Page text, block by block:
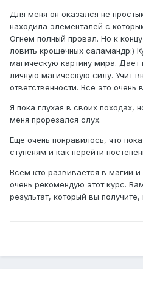
Для меня он оказался не
находила элементалей с
Огнем полный провал. Но к
ловить крошечных саламандр:)
магическую картину мира. Дает
личную магическую силу. Учит
ответственности. Все это очень
Я пока глухая в своих походах,
меня прорезался слух.
Еще очень понравилось, что
ступеням и как перейти
Всем кто развивается в магии
очень рекомендую этот курс.
результат, который вы получите,